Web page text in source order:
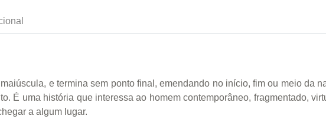
e termina sem ponto final, emendando no início, fim ou meio da
É uma história que interessa ao homem contemporâneo, fragmentado,
a algum lugar.